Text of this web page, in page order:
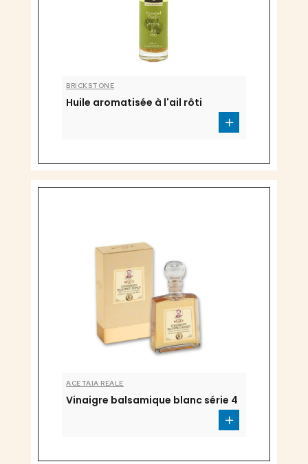
BRICKSTONE
Huile aromatisée à l'ail rôti
ACETAIA REALE
Vinaigre balsamique blanc série 4